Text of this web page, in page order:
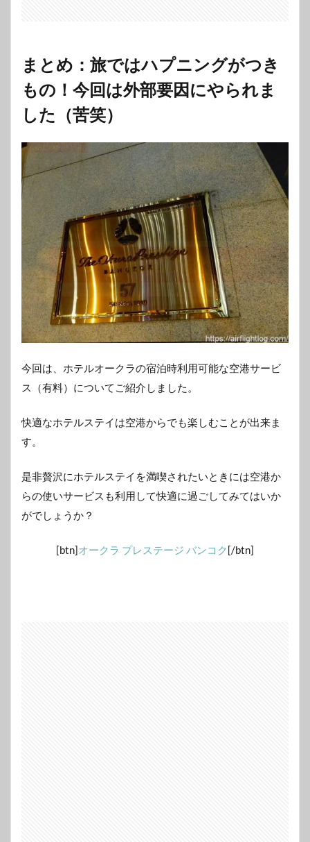
まとめ：旅ではハプニングがつき
もの！今回は外部要因にやられま
した（苦笑）
今回は、ホテルオークラの宿泊時利用可能な空港サービ
ス（有料）についてご紹介しました。
快適なホテルステイは空港からでも楽しむことが出来ま
す。
是非贅沢にホテルステイを満喫されたいときには空港か
らの使いサービスも利用して快適に過ごしてみてはいか
がでしょうか？
[btn]オークラ プレステージ バンコク[/btn]